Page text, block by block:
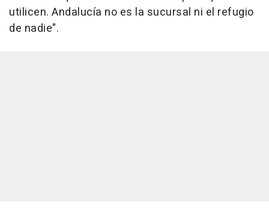
utilicen. Andalucía no es la sucursal ni el refugio
de nadie".